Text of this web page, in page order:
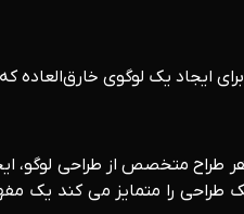
طراح متخصص از طراحی لوگو،
را متمایز می کند یک